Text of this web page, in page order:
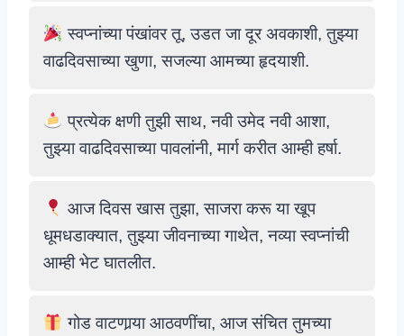
स्वप्नांच्या पंखांवर तू, उडत जा दूर अवकाशी, तुझ्या
वाढदिवसाच्या खुणा, सजल्या आमच्या हृदयाशी.
प्रत्येक क्षणी तुझी साथ, नवी उमेद नवी आशा,
तुझ्या वाढदिवसाच्या पावलांनी, मार्ग करीत आम्ही हर्षा.
आज दिवस खास तुझा, साजरा करू या खूप
धूमधडाक्यात, तुझ्या जीवनाच्या गाथेत, नव्या स्वप्नांची
आम्ही भेट घातलीत.
गोड वाटणार्‍या आठवणींचा, आज संचित तुमच्या